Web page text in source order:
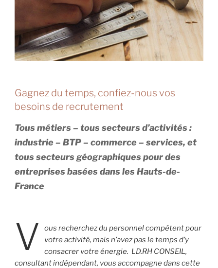
Gagnez du temps, confiez-nous vos
besoins de recrutement
Tous métiers – tous secteurs d’activités :
industrie – BTP – commerce – services, et
tous secteurs géographiques pour des
entreprises basées dans les Hauts-de-
France
V
ous recherchez du personnel compétent pour
votre activité, mais n’avez pas le temps d’y
consacrer votre énergie. LD.RH CONSEIL,
consultant indépendant, vous accompagne dans cette